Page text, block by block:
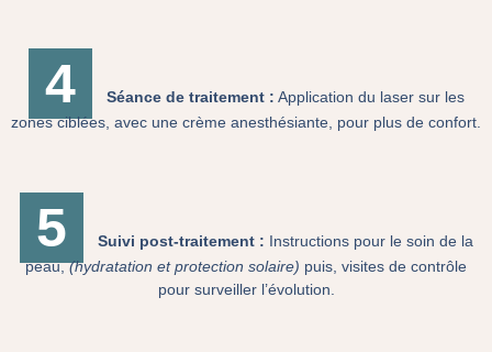
4 Séance de traitement : Application du laser sur les
zones ciblées, avec une crème anesthésiante, pour plus de confort.
5 Suivi post-traitement : Instructions pour le soin de la
peau,(hydratation et protection solaire) puis, visites de contrôle
pour surveiller l’évolution.